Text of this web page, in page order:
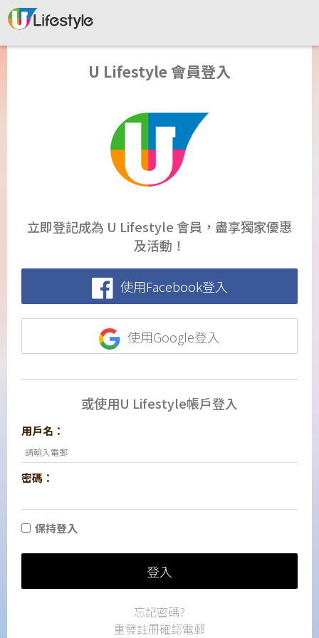
U Lifestyle 會員登入
立即登記成為 U Lifestyle 會員，盡享獨家優惠
及活動！
使用Facebook登入
使用Google登入
或使用U Lifestyle帳戶登入
用戶名：
密碼：
保持登入
登入
忘記密碼?
重發註冊確認電郵